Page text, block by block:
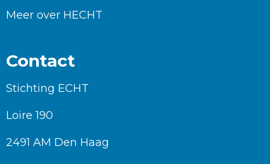
Meer over HECHT
Contact
Stichting ECHT
Loire 190
2491 AM Den Haag